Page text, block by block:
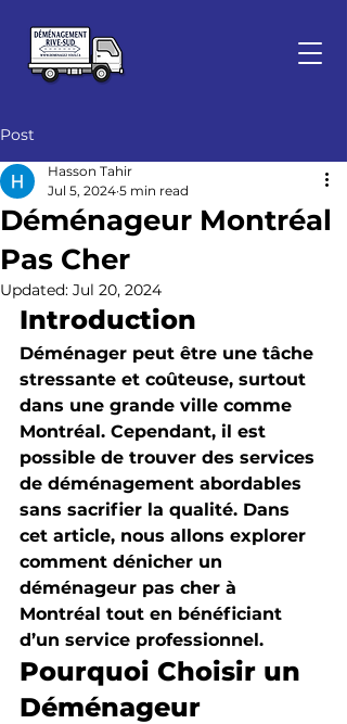
Post
Déménageur Montréal
Pas Cher
Hasson Tahir
Jul 5, 2024 5 min read
Updated: Jul 20, 2024
Introduction
Déménager peut être une tâche
stressante et coûteuse, surtout
dans une grande ville comme
Montréal. Cependant, il est
possible de trouver des services
de déménagement abordables
sans sacrifier la qualité. Dans
cet article, nous allons explorer
comment dénicher un
déménageur pas cher à
Montréal tout en bénéficiant
d’un service professionnel.
Pourquoi Choisir un
Déménageur